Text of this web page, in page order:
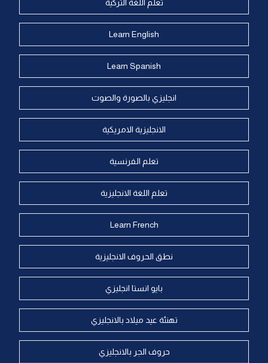
تعلم اللغة التركية
Learn English
Learn Spanish
انجليزي بالصورة والصوت
الانجليزية الامريكية
تعلم الفرنسية
تعلم اللغة الانجليزية
Learn French
نطق الحروف الانجليزية
بايو انستا انجليزي
تهنئة عيد ميلاد بالانجليزي
حروف الجر بالانجليزي